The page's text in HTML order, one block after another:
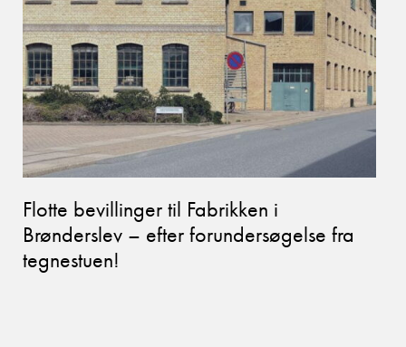
Flotte bevillinger til Fabrikken i
Brønderslev – efter forundersøgelse fra
tegnestuen!